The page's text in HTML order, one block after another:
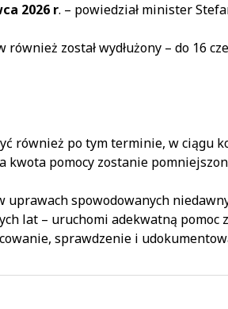
2026 r. – powiedział minister
został wydłużony – do 16
również po tym terminie, w ciągu
kwota pomocy zostanie
spowodowanych
lat – uruchomi adekwatną
sprawdzenie i